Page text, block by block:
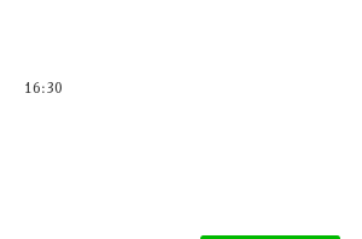
16:30